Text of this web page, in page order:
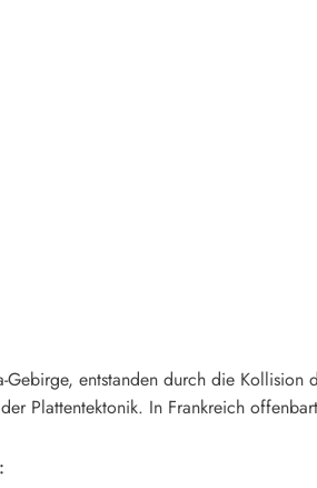
Gebirge, entstanden durch die Kollision
Plattentektonik. In Frankreich